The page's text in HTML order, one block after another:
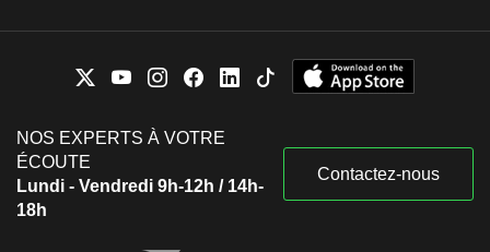
NOS EXPERTS À VOTRE
ÉCOUTE
Lundi - Vendredi 9h-12h / 14h-
18h
Contactez-nous